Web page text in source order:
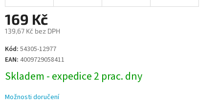
169 Kč
139,67 Kč bez DPH
Měrná
cena:
Kód: 54305-12977
EAN: 4009729058411
Skladem - expedice 2 prac. dny
Možnosti doručení